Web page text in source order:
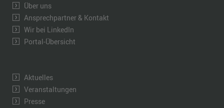
Über uns
Ansprechpartner & Kontakt
Wir bei LinkedIn
Portal-Übersicht
Aktuelles
Veranstaltungen
Presse